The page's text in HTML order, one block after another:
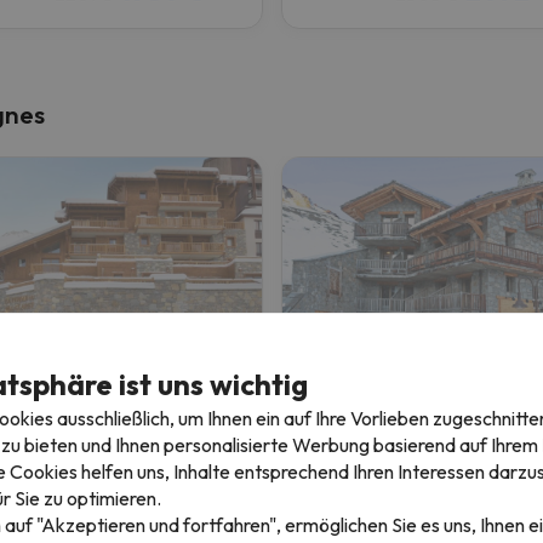
Résidence CGH La Ferme du Val Claret
bis 11.12.26(5 Nächte)
Skipass inTignes
Tignes
8.4111 Bewertungen
4-Tage-Skipass inTignes
ist uns wichtig
ausschließlich, um Ihnen ein auf Ihre Vorlieben
bieten und Ihnen personalisierte Werbung basierend auf Ihrem
Cookies helfen uns, Inhalte entsprechend Ihren Interessen
Sie zu optimieren.
auf "Akzeptieren und fortfahren", ermöglichen Sie es uns, Ihnen